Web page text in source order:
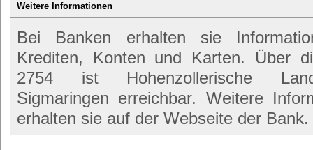
Weitere Informationen
Bei Banken erhalten sie
Krediten, Konten und Karten. Über
2754 ist Hohenzollerische
Sigmaringen erreichbar. Weitere
erhalten sie auf der Webseite der Bank.